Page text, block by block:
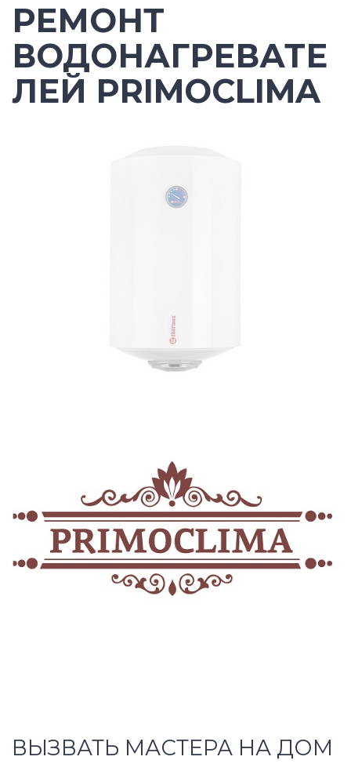
РЕМОНТ
ВОДОНАГРЕВАТЕ
ЛЕЙ PRIMOCLIMA
ВЫЗВАТЬ МАСТЕРА НА ДОМ